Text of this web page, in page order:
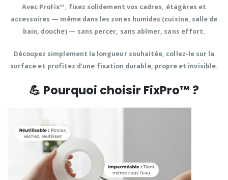
Avec ProFix™, fixez solidement vos cadres, étagères et
accessoires — même dans les zones humides (cuisine, salle de
bain, douche) — sans percer, sans abîmer, sans effort.
Découpez simplement la longueur souhaitée, collez-le sur la
surface et profitez d’une fixation durable, propre et invisible.
💪 Pourquoi choisir FixPro™ ?